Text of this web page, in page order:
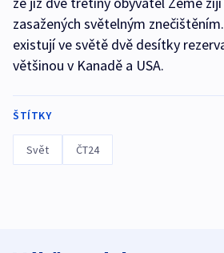
zasažených světelným
existují ve světě dvě desítky
většinou v Kanadě a USA.
ŠTÍTKY
Svět ČT24